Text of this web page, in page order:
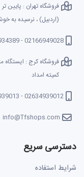
فروشگاه تهران : پایین
(اردبیل) ، نرسیده به
02166949028 - 02166934389
فروشگاه کرج : ایستگاه
کمیته امداد
02634939012 - 02634939013
info@Tfshops.com
دسترسی سریع
شرایط استفاده